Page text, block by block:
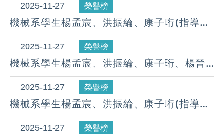
「台灣資訊儲存學生論文獎」。(114.11.28)
2025-11-27 榮譽榜
機械系學生楊孟宸、洪振綸、康子珩(指導教
授:李聯旺老師)參加2025全國大專院校產學
創新實作競賽，榮獲「最佳實作獎」。
(114.11.20)
2025-11-27 榮譽榜
機械系學生楊孟宸、洪振綸、康子珩、楊晉
淯(指導教授:李聯旺老師)參加2025全國大專
院校產學創新實作競賽，榮獲「手工具創新
特別獎」。 (114.11.20)
2025-11-27 榮譽榜
機械系學生楊孟宸、洪振綸、康子珩(指導教
授:李聯旺老師)萬潤2025創新創意競賽，榮
獲「佳作獎」。(114.10.23)
2025-11-27 榮譽榜